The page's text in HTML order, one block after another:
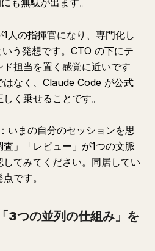
も無駄が出ます。
人の指揮官になり、専門化し
う発想です。CTO の下にテ
担当を置く感覚に近いです
はなく、Claude Code が公式
く乗せることです。
いまの自分のセッションを思
」「レビュー」が1つの文脈
てみてください。同居してい
です。
3つの並列の仕組み」を